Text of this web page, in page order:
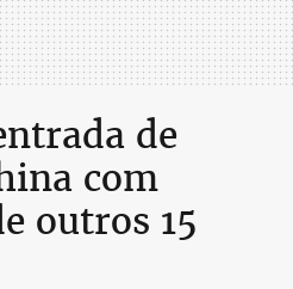
de
com
outros 15